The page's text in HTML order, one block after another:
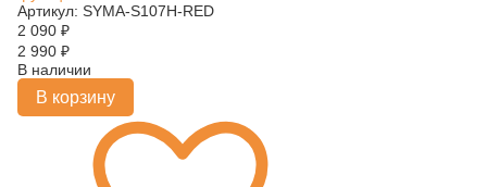
Артикул: SYMA-S107H-RED
2 090 ₽
2 990 ₽
В наличии
В корзину